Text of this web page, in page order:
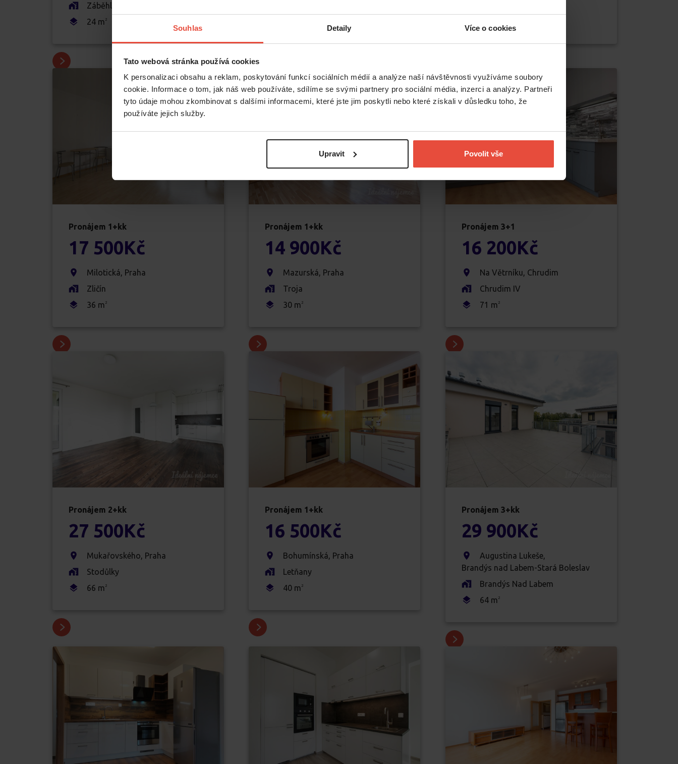
Souhlas Detaily Více o cookies
Tato webová stránka používá cookies
K personalizaci obsahu a reklam, poskytování funkcí sociálních médií a analýze naší návštěvnosti využíváme soubory
cookie. Informace o tom, jak náš web používáte, sdílíme se svými partnery pro sociální média, inzerci a analýzy. Partneři
tyto údaje mohou zkombinovat s dalšími informacemi, které jste jim poskytli nebo které získali v důsledku toho, že
používáte jejich služby.
Upravit Povolit vše
Záběhlice
24 m 2
Pronájem 1+kk
17 500Kč
Milotická, Praha
Zličín
36 m 2
Pronájem 1+kk
14 900Kč
Mazurská, Praha
Troja
30 m 2
Pronájem 3+1
16 200Kč
Na Větrníku, Chrudim
Chrudim IV
71 m 2
Pronájem 2+kk
27 500Kč
Mukařovského, Praha
Stodůlky
66 m 2
Pronájem 1+kk
16 500Kč
Bohumínská, Praha
Letňany
40 m 2
Pronájem 3+kk
29 900Kč
Augustina Lukeše,
Brandýs nad Labem-Stará Boleslav
Brandýs Nad Labem
64m 2